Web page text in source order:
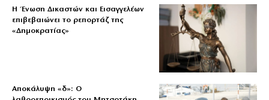
Η Ένωση Δικαστών και Εισαγγελέων
επιβεβαιώνει το ρεπορτάζ της
«Δημοκρατίας»
Αποκάλυψη «δ»: Ο